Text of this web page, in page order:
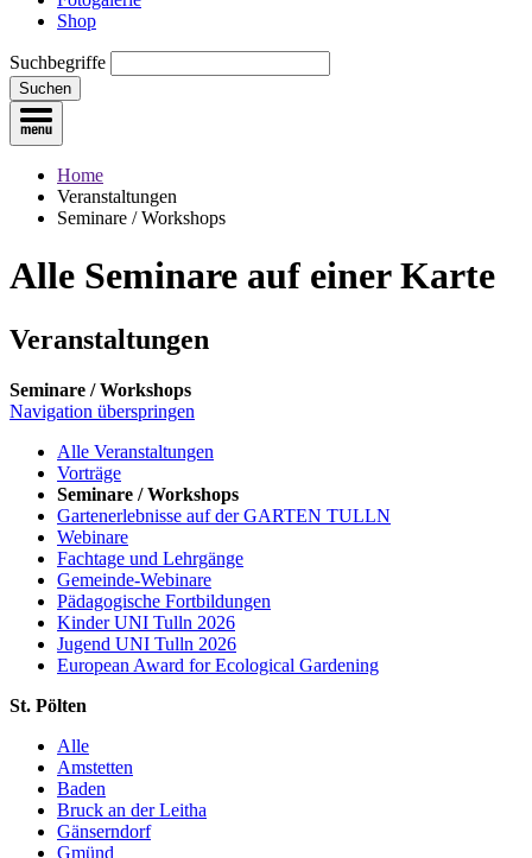
Shop
Suchbegriffe
Suchen
Home
Veranstaltungen
Seminare / Workshops
Alle Seminare auf einer Karte
Veranstaltungen
Seminare / Workshops
Navigation überspringen
Alle Veranstaltungen
Vorträge
Seminare / Workshops
Gartenerlebnisse auf der GARTEN TULLN
Webinare
Fachtage und Lehrgänge
Gemeinde-Webinare
Pädagogische Fortbildungen
Kinder UNI Tulln 2026
Jugend UNI Tulln 2026
European Award for Ecological Gardening
St. Pölten
Alle
Amstetten
Baden
Bruck an der Leitha
Gänserndorf
Gmünd